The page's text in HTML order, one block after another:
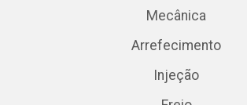
Mecânica
Arrefecimento
Injeção